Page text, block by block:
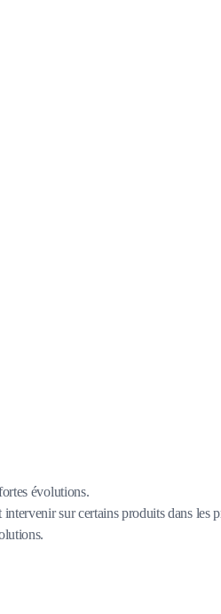
évolutions.
sur certains produits dans les